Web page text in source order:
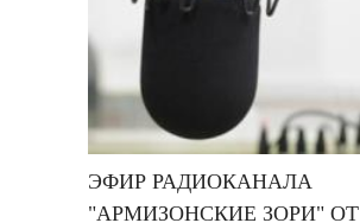
ЭФИР РАДИОКАНАЛА
"АРМИЗОНСКИЕ ЗОРИ" ОТ